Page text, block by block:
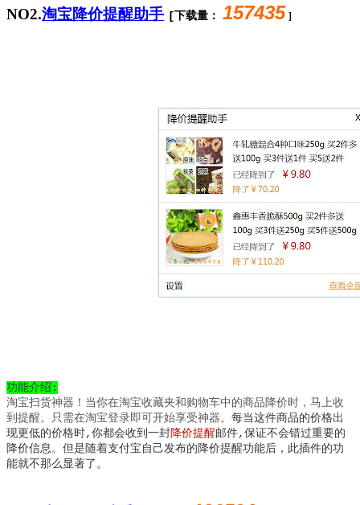
NO2.淘宝降价提醒助手 [下载量： 157435 ]
功能介绍:
淘宝扫货神器！当你在淘宝收藏夹和购物车中的商品降价时，马上收
到提醒。只需在淘宝登录即可开始享受神器。 每当这件商品的价格出
现更低的价格时,你都会收到一封降价提醒邮件,保证不会错过重要的
降价信息。但是随着支付宝自己发布的降价提醒功能后，此插件的功
能就不那么显著了。